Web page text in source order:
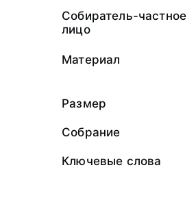
Собиратель-частное
лицо
Материал
Размер
Собрание
Ключевые слова